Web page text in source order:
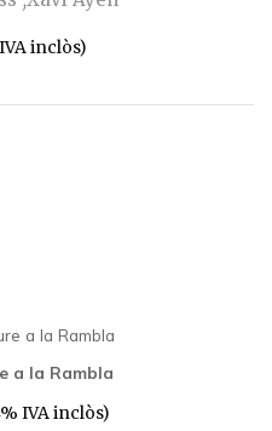
inclòs)
a la Rambla
IVA inclòs)